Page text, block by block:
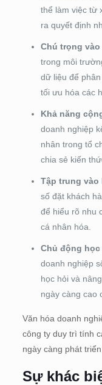
thể làm việc từ
ra quyết định
Chú trọng
trong môi
dữ liệu để
tối ưu hóa các
Khả năng
doanh nghiệp
nhân trong tổ
chia sẻ kiến
Tập trung vào
số đặt khách
để hiểu rõ nhu
cá nhân hóa.
Chủ động
doanh nghiệp
học hỏi và
ngày càng cao
Văn hóa doanh
công ty duy trì tính
ngày càng phát
Sự khác